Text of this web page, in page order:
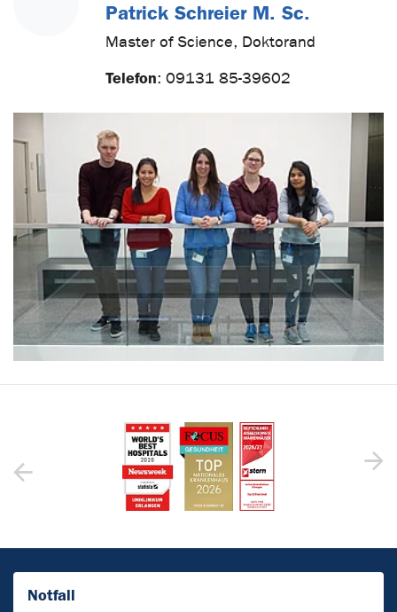
Patrick Schreier M. Sc.
Master of Science, Doktorand
Telefon: 09131 85-39602
Notfall